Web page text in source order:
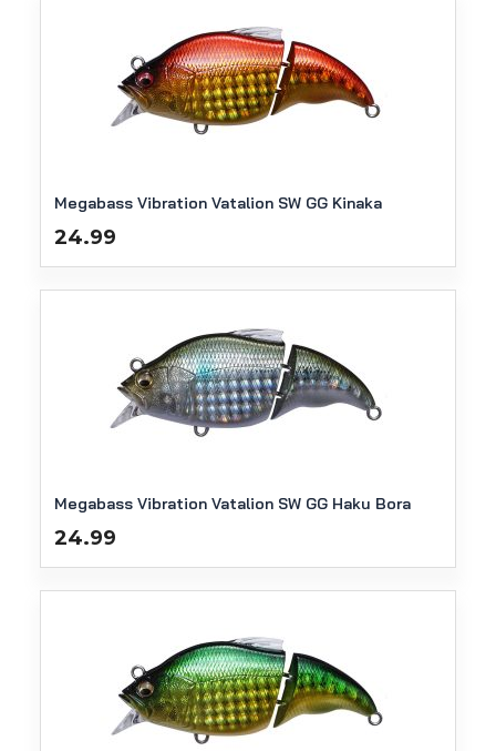
Megabass Vibration Vatalion SW GG Kinaka
24.99
Megabass Vibration Vatalion SW GG Haku Bora
24.99